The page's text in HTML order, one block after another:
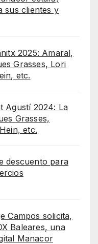
sus clientes y
2025: Amaral,
Grasses, Lori
etc.
Agustí 2024: La
Grasses,
etc.
descuento para
Campos solicita,
Baleares, una
Manacor